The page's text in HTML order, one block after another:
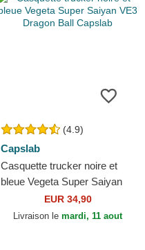
(4.9)
Capslab
Casquette trucker noire et
bleue Vegeta Super Saiyan
VE3 Dragon Ball Capslab
EUR 34,90
Livraison le mardi, 11 aout